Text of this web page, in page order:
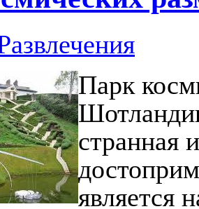
Парк
странная
является